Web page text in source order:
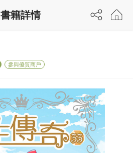
參與優質商戶
書籍詳情